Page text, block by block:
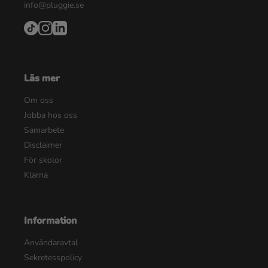
info@pluggie.se
Läs mer
Om oss
Jobba hos oss
Samarbete
Disclaimer
För skolor
Klarna
Information
Användaravtal
Sekretesspolicy